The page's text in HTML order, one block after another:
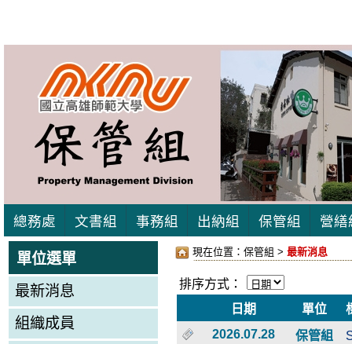
總務處 文書組 事務組 出納組 保管組 營繕
單位選單
最新消息
組織成員
現在位置： 保管組 > 最新消息
排序方式：
日期
單位
2026.07.28
保管組